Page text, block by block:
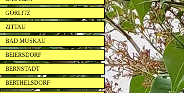
GÖRLITZ
ZITTAU
BAD MUSKAU
BEIERSDORF
BERNSTADT
BERTHELSDORF